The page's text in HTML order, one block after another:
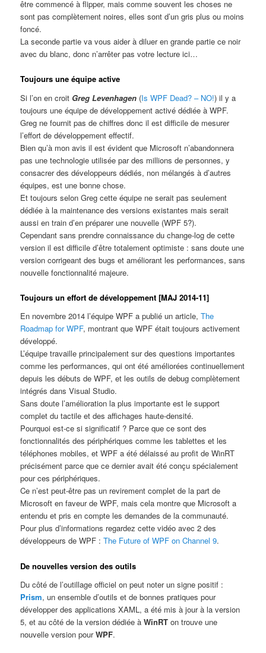
être commencé à flipper, mais comme souvent les choses ne
sont pas complètement noires, elles sont d’un gris plus ou moins
foncé.
La seconde partie va vous aider à diluer en grande partie ce noir
avec du blanc, donc n’arrêter pas votre lecture ici…
Toujours une équipe active
Si l’on en croit Greg Levenhagen (Is WPF Dead? – NO!) il y a
toujours une équipe de développement activé dédiée à WPF.
Greg ne fournit pas de chiffres donc il est difficile de mesurer
l’effort de développement effectif.
Bien qu’à mon avis il est évident que Microsoft n’abandonnera
pas une technologie utilisée par des millions de personnes, y
consacrer des développeurs dédiés, non mélangés à d’autres
équipes, est une bonne chose.
Et toujours selon Greg cette équipe ne serait pas seulement
dédiée à la maintenance des versions existantes mais serait
aussi en train d’en préparer une nouvelle (WPF 5?).
Cependant sans prendre connaissance du change-log de cette
version il est difficile d’être totalement optimiste : sans doute une
version corrigeant des bugs et améliorant les performances, sans
nouvelle fonctionnalité majeure.
Toujours un effort de développement [MAJ 2014-11]
En novembre 2014 l’équipe WPF a publié un article,The
Roadmap for WPF, montrant que WPF était toujours activement
développé.
L’équipe travaille principalement sur des questions importantes
comme les performances, qui ont été améliorées continuellement
depuis les débuts de WPF, et les outils de debug complètement
intégrés dans Visual Studio.
Sans doute l’amélioration la plus importante est le support
complet du tactile et des affichages haute-densité.
Pourquoi est-ce si significatif ? Parce que ce sont des
fonctionnalités des périphériques comme les tablettes et les
téléphones mobiles, et WPF a été délaissé au profit de WinRT
précisément parce que ce dernier avait été conçu spécialement
pour ces périphériques.
Ce n’est peut-être pas un revirement complet de la part de
Microsoft en faveur de WPF, mais cela montre que Microsoft a
entendu et pris en compte les demandes de la communauté.
Pour plus d’informations regardez cette vidéo avec 2 des
développeurs de WPF :The Future of WPF on Channel 9.
De nouvelles version des outils
Du côté de l’outillage officiel on peut noter un signe positif :
Prism, un ensemble d’outils et de bonnes pratiques pour
développer des applications XAML, a été mis à jour à la version
5, et au côté de la version dédiée àWinRT on trouve une
nouvelle version pourWPF.